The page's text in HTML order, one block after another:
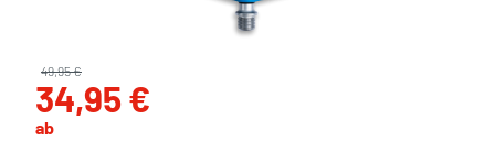
ab
34,95 €
49,95 €